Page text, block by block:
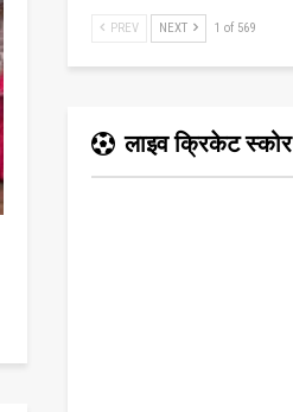
PREV NEXT 1 of 569
लाइव क्रिकेट स्कोर